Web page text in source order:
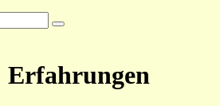
Erfahrungen